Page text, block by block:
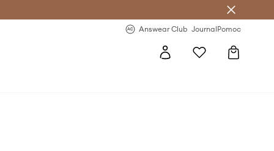
Answear Club JournalPomoc